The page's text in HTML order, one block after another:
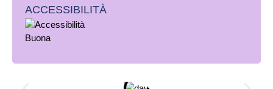
ACCESSIBILITÀ